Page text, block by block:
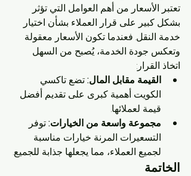
تعتبر الأسعار من أهم العوامل التي تؤثر
بشكل كبير على قرار العملاء بشأن اختيار
خدمة النقل. فعندما تكون الأسعار معقولة
وتعكس جودة الخدمة، يُصبح من السهل
اتخاذ القرار:
القيمة مقابل المال: تضع تاكسي
الكويت أهمية كبرى على تقديم أفضل
قيمة لعملائها.
مجموعة واسعة من الخيارات: توفر
التسعيرات المرنة خيارات مناسبة
لجميع العملاء، مما يجعلها جذابة للجميع.
الخاتمة